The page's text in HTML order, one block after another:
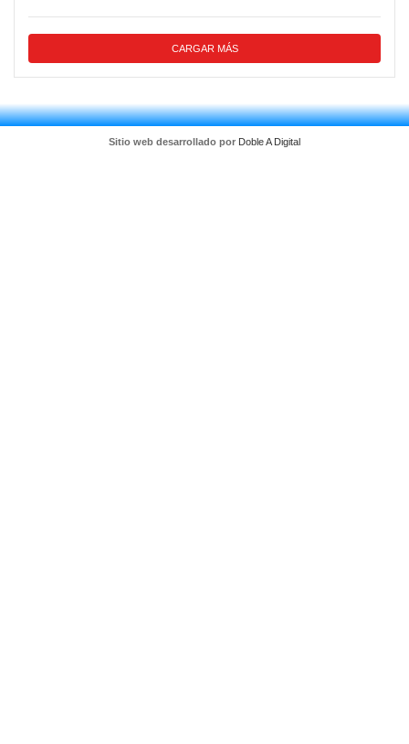
CARGAR MÁS
Sitio web desarrollado por Doble A Digital